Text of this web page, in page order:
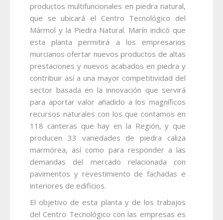
productos multifuncionales en piedra natural,
que se ubicará el Centro Tecnológico del
Mármol y la Piedra Natural. Marín indicó que
esta planta permitirá a los empresarios
murcianos ofertar nuevos productos de altas
prestaciones y nuevos acabados en piedra y
contribuir así a una mayor competitividad del
sector basada en la innovación que servirá
para aportar valor añadido a los magníficos
recursos naturales con los que contamos en
118 canteras que hay en la Región, y que
producen 33 variedades de piedra caliza
marmórea, así como para responder a las
demandas del mercado relacionada con
pavimentos y revestimiento de fachadas e
interiores de edificios.
El objetivo de esta planta y de los trabajos
del Centro Tecnológico con las empresas es